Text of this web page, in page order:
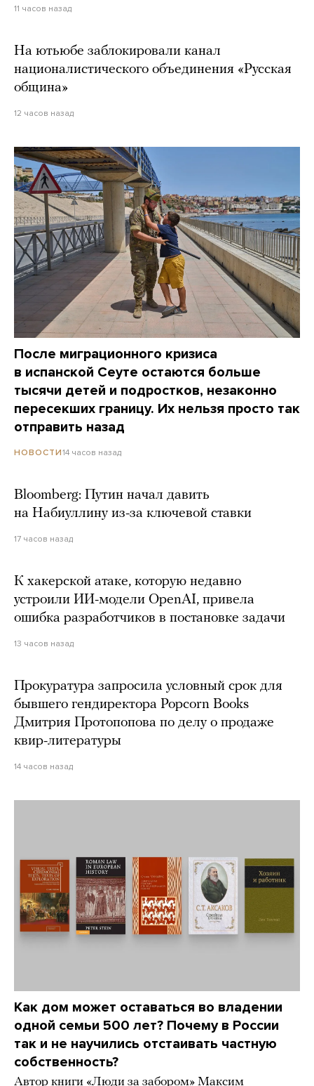
11 часов назад
На ютьюбе заблокировали канал
националистического объединения «Русская
община»
12 часов назад
После миграционного кризиса
в испанской Сеуте остаются больше
тысячи детей и подростков, незаконно
пересекших границу. Их нельзя просто так
отправить назад
НОВОСТИ14 часов назад
Bloomberg: Путин начал давить
на Набиуллину из-за ключевой ставки
17 часов назад
К хакерской атаке, которую недавно
устроили ИИ-модели OpenAI, привела
ошибка разработчиков в постановке задачи
13 часов назад
Прокуратура запросила условный срок для
бывшего гендиректора Popcorn Books
Дмитрия Протопопова по делу о продаже
квир-литературы
14 часов назад
Как дом может оставаться во владении
одной семьи 500 лет? Почему в России
так и не научились отстаивать частную
собственность?
Автор книги «Люди за забором» Максим